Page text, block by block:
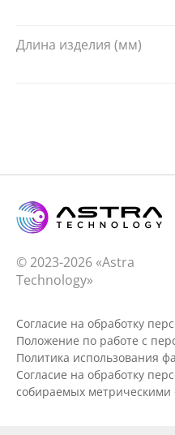
Длина изделия (мм)
© 2023-2026 «Astra
Technology»
Согласие на обработку
Положение по работе с
Политика использования
Согласие на обработку
собираемых метрическими